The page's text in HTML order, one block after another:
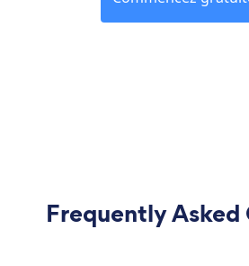
Frequently Asked